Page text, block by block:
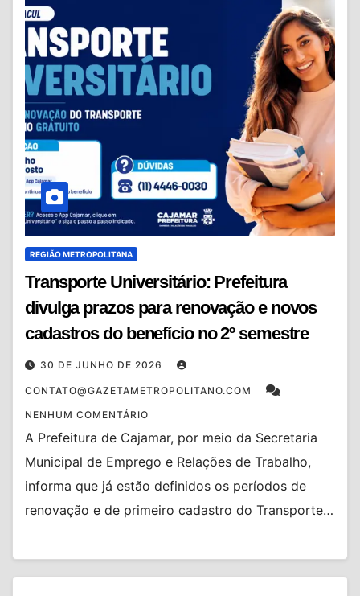
REGIÃO METROPOLITANA
Transporte Universitário: Prefeitura
divulga prazos para renovação e novos
cadastros do benefício no 2º semestre
30 DE JUNHO DE 2026
CONTATO@GAZETAMETROPOLITANO.COM
NENHUM COMENTÁRIO
A Prefeitura de Cajamar, por meio da Secretaria
Municipal de Emprego e Relações de Trabalho,
informa que já estão definidos os períodos de
renovação e de primeiro cadastro do Transporte…